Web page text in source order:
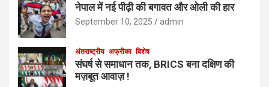
नेपाल में नई पीढ़ी की बगावत और ओली की हार
September 10, 2025 admin
अंतराष्ट्रीय अफ्रीका विशेष
संघर्ष से समाधान तक, BRICS बना दक्षिण की
मज़बूत आवाज़ !